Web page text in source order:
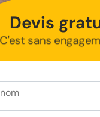
Devis
C'est sans